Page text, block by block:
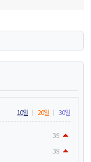
10일 20일 30일
39
39